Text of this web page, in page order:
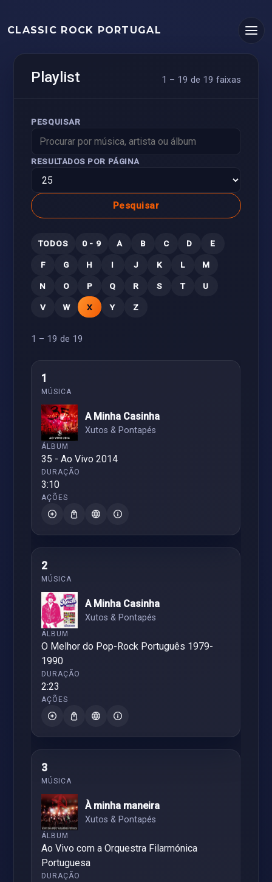
CLASSIC ROCK PORTUGAL
Playlist 1 – 19 de 19 faixas
PESQUISAR
RESULTADOS POR PÁGINA
Pesquisar
TODOS 0 - 9 A B C D E
F G H I J K L M
N O P Q R S T U
V W X Y Z
1 – 19 de 19
1
A Minha Casinha
Xutos & Pontapés
35 - Ao Vivo 2014
3:10
2
A Minha Casinha
Xutos & Pontapés
O Melhor do Pop-Rock Português 1979-
1990
2:23
3
À minha maneira
Xutos & Pontapés
Ao Vivo com a Orquestra Filarmónica
Portuguesa